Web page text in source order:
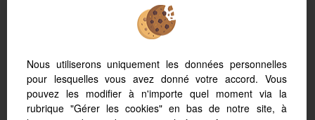
notre site s’adapte automatiquement aux différents types
d'écrans
Logiciel immobilier Adapt Immo
Création site immobilier
Référencement site immobilier
Nous utiliserons uniquement les données personnelles
pour lesquelles vous avez donné votre accord. Vous
pouvez les modifier à n'importe quel moment via la
rubrique "Gérer les cookies" en bas de notre site, à